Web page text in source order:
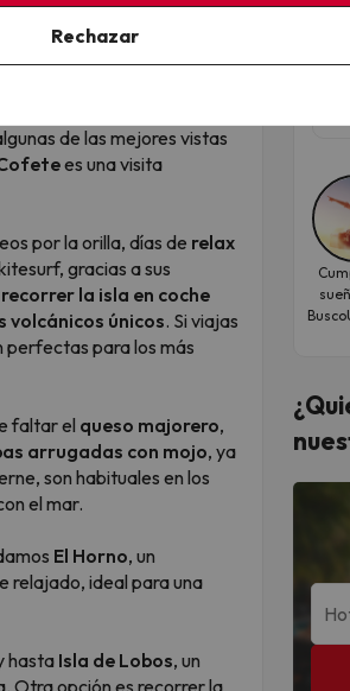
Dunas de Corralejo, un
sacado de otro
de las mejores vistas
es una visita
por la orilla, días de relax
gracias a sus
recorrer la isla en coche
volcánicos únicos. Si viajas
perfectas para los más
faltar el queso majorero,
arrugadas con mojo, ya
son habituales en los
el mar.
El Horno, un
relajado, ideal para una
hastaIsla de Lobos, un
Otra opción es recorrer la
Rechazar